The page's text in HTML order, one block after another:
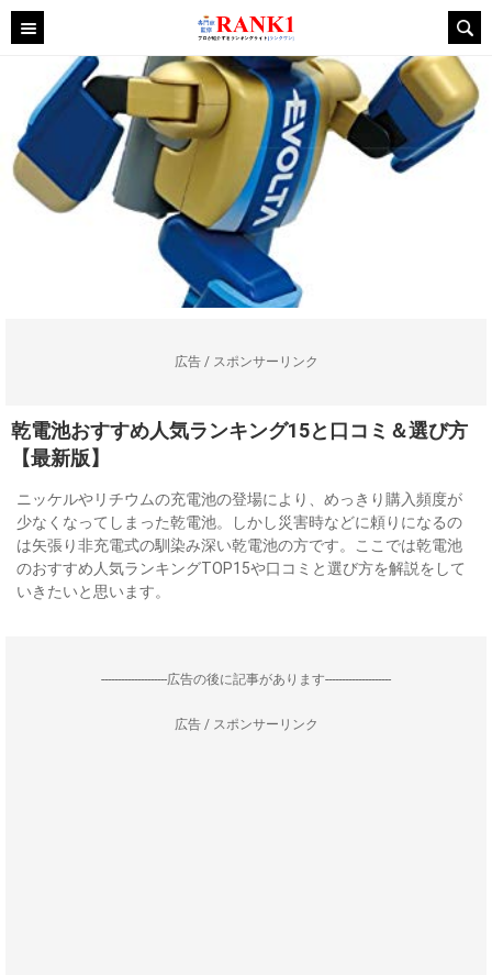
広告 / スポンサーリンク
乾電池おすすめ人気ランキング15と口コミ＆選び方
【最新版】
ニッケルやリチウムの充電池の登場により、めっきり購入頻度が
少なくなってしまった乾電池。しかし災害時などに頼りになるの
は矢張り非充電式の馴染み深い乾電池の方です。ここでは乾電池
のおすすめ人気ランキングTOP15や口コミと選び方を解説をして
いきたいと思います。
--------------------広告の後に記事があります--------------------
広告 / スポンサーリンク